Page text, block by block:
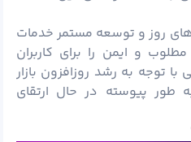
روز و توسعه مستمر خدمات
و ایمن را برای کاربران
با توجه به رشد روزافزون بازار
طور پیوسته در حال ارتقای